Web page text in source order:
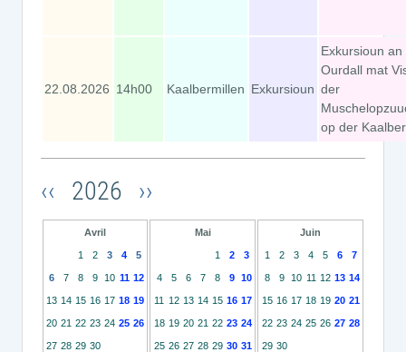
22.08.2026 14h00 Kaalbermillen Exkursioun
Exkursioun an
Ourdall mat
der
op der
‹‹ 2026 ››
Avril
1 2 3 4 5
6 7 8 9 10 11 12
13 14 15 16 17 18 19
20 21 22 23 24 25 26
27 28 29 30
Mai
1 2 3
4 5 6 7 8 9 10
11 12 13 14 15 16 17
18 19 20 21 22 23 24
25 26 27 28 29 30 31
Juin
1 2 3 4 5 6 7
8 9 10 11 12 13 14
15 16 17 18 19 20 21
22 23 24 25 26 27 28
29 30